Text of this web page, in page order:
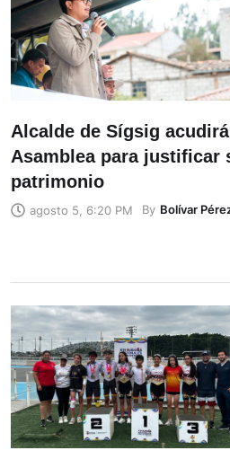
Alcalde de Sígsig
Asamblea para justificar
patrimonio
agosto 5, 6:20 PM By Bolívar